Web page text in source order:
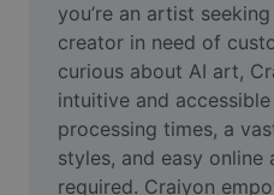
AI People Remover
AI Inpainting
Face Cutout
you’re an artist
creator in need of
curious about AI art,
intuitive and
processing times, a
styles, and easy
required. Craiyon